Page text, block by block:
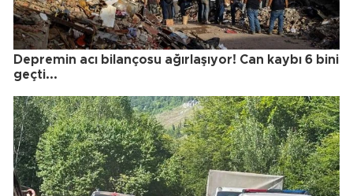
Depremin acı bilançosu ağırlaşıyor! Can kaybı 6 bini
geçti...